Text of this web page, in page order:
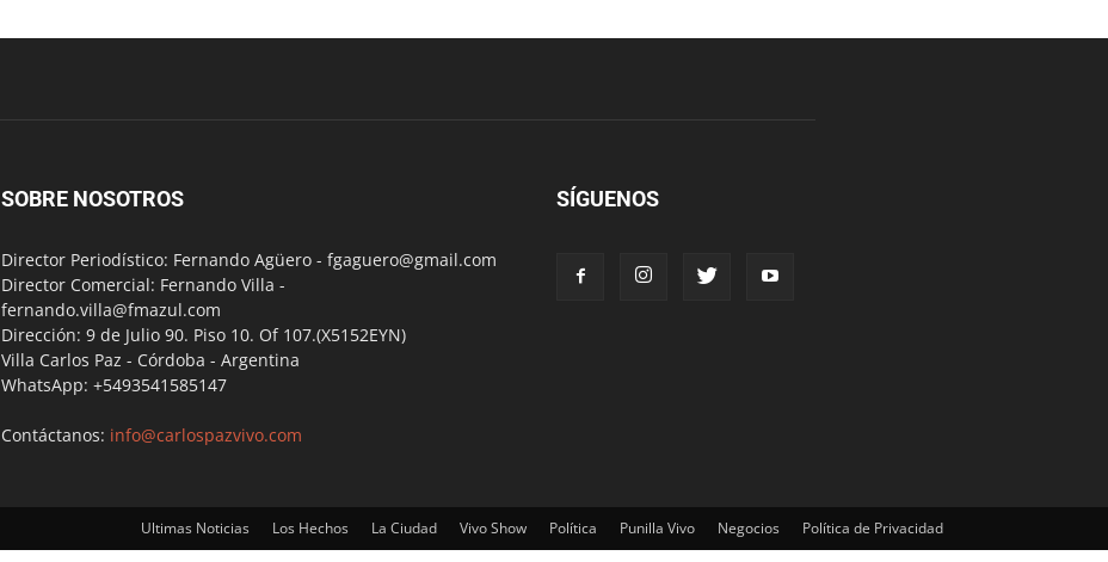
SOBRE NOSOTROS
Director Periodístico: Fernando Agüero - fgaguero@gmail.com
Director Comercial: Fernando Villa -
fernando.villa@fmazul.com
Dirección: 9 de Julio 90. Piso 10. Of 107.(X5152EYN)
Villa Carlos Paz - Córdoba - Argentina
WhatsApp: +5493541585147
Contáctanos: info@carlospazvivo.com
SÍGUENOS
Ultimas Noticias Los Hechos La Ciudad Vivo Show Política Punilla Vivo Negocios Política de Privacidad